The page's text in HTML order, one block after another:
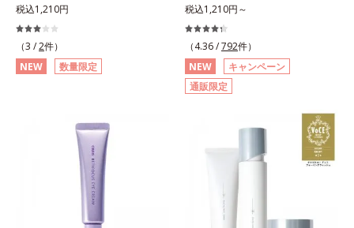
子技術(*1)が毛穴奥の微細な汚れに
アプローチ。圧倒的な洗浄力と毛穴
悩みに着目したクレンジングオイル
のトライアルサイズです。日本初・
超微粒子技術(*1)で、さっと塗り広
いい素肌へ。スキンケア0番目に、
かつてないクレンジング(*2)をご用
意しました。ポーラ化成は独自の先
端研究により、ナノバブルよりも小
さい超微粒子(*3)をクレンジングに
搭載することに成功。毛穴よりはる
かに小さい超微粒子とオイルが肌と
税込1,210円
（3 /2件）
NEW
数量限定
子技術(*1)が毛穴奥の微細な汚れに
アプローチ。圧倒的な洗浄力と毛穴
悩みに着目したクレンジングオイル
です。日本初・超微粒子技術(*1)
で、さっと塗り広げるだけで濃いメ
イクはもちろん毛穴悩みも取り去
キンケア0番目に、かつてないクレ
ンジング(*2)をご用意しました。ポ
ーラ化成は独自の先端研究により、
(*3)をクレンジングに搭載すること
に成功。毛穴よりはるかに小さい超
微粒子とオイルが肌と汚れの間に入
税込1,210円～
（4.36 /792件）
NEW
キャンペーン
通販限定